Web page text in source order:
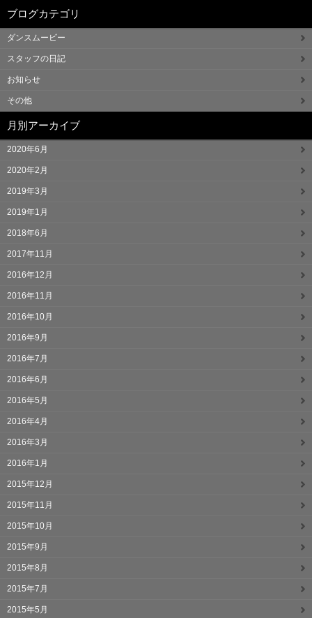
ブログカテゴリ
ダンスムービー
スタッフの日記
お知らせ
その他
月別アーカイブ
2020年6月
2020年2月
2019年3月
2019年1月
2018年6月
2017年11月
2016年12月
2016年11月
2016年10月
2016年9月
2016年7月
2016年6月
2016年5月
2016年4月
2016年3月
2016年1月
2015年12月
2015年11月
2015年10月
2015年9月
2015年8月
2015年7月
2015年5月